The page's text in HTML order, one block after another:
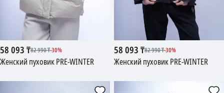
58 093₸82 990₸-30%
Женский пуховик PRE-WINTER
58 093₸82 990₸-30%
Женский пуховик PRE-WINTER